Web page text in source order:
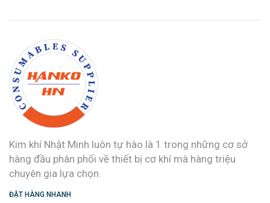
Kim khí Nhật Minh luôn tự hào là 1 trong những cơ sở
hàng đầu phân phối về thiết bị cơ khí mà hàng triệu
chuyên gia lựa chọn.
ĐẶT HÀNG NHANH